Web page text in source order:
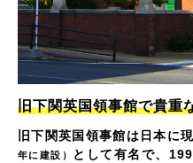
旧下関英国領事館で貴重
旧下関英国領事館は日本に
年に建設）
として有名で、